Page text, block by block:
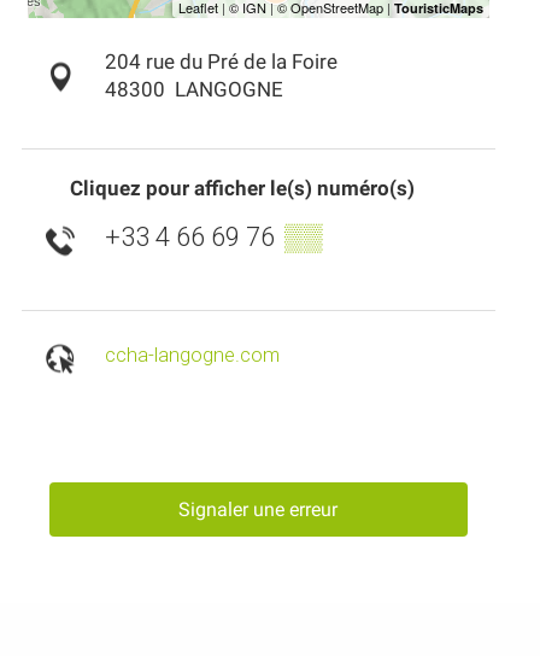
204 rue du Pré de la Foire
48300 LANGOGNE
Cliquez pour afficher le(s) numéro(s)
+33 4 66 69 76 ▒▒
ccha-langogne.com
Signaler une erreur